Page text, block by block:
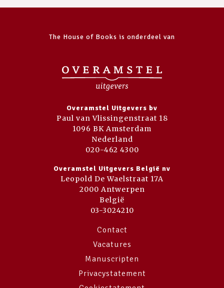
The House of Books is onderdeel van
Overamstel Uitgevers bv
Paul van Vlissingenstraat 18
1096 BK Amsterdam
Nederland
020-462 4300
Overamstel Uitgevers België nv
Leopold De Waelstraat 17A
2000 Antwerpen
België
03-3024210
Contact
Vacatures
Manuscripten
Privacystatement